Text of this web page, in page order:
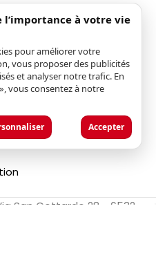
– 18h00
San Gottardo 28 - 6532
l’importance à votre vie
pour améliorer votre
vous proposer des publicités
et analyser notre trafic. En
vous consentez à notre
Accepter